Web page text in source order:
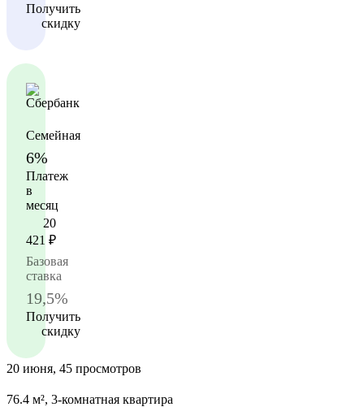
Получить
скидку
Семейная
6%
Платеж
в
месяц
20
421 ₽
Базовая
ставка
19,5%
Получить
скидку
20 июня, 45 просмотров
76.4 м², 3-комнатная квартира